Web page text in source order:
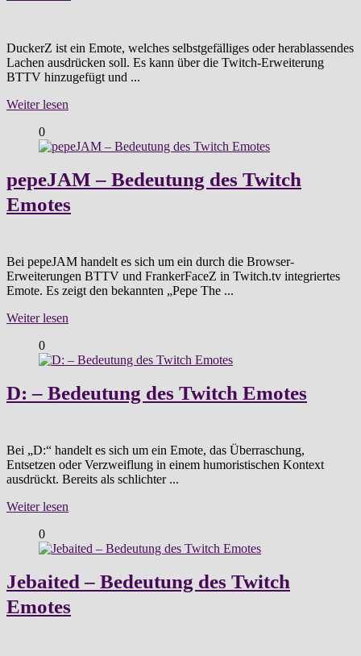
DuckerZ ist ein Emote, welches selbstgefälliges oder herablassendes
Lachen ausdrücken soll. Es kann über die Twitch-Erweiterung
BTTV hinzugefügt und ...
Weiter lesen
0
pepeJAM – Bedeutung des Twitch
Emotes
Bei pepeJAM handelt es sich um ein durch die Browser-
Erweiterungen BTTV und FrankerFaceZ in Twitch.tv integriertes
Emote. Es zeigt den bekannten „Pepe The ...
Weiter lesen
0
D: – Bedeutung des Twitch Emotes
Bei „D:“ handelt es sich um ein Emote, das Überraschung,
Entsetzen oder Verzweiflung in einem humoristischen Kontext
ausdrückt. Bereits als schlichter ...
Weiter lesen
0
Jebaited – Bedeutung des Twitch
Emotes